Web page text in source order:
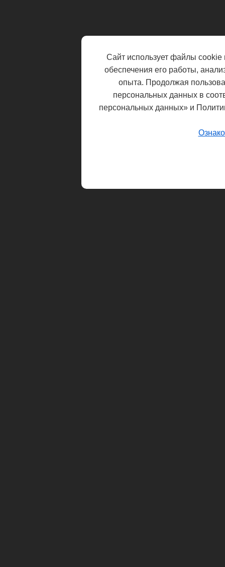
Сайт использует файлы cookie
обеспечения его работы,
опыта. Продолжая
персональных данных в
персональных данных» и